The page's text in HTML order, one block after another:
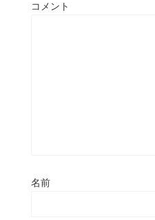
コメント
名前